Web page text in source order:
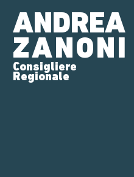
ANDREA
ZANONI
Consigliere
Regionale